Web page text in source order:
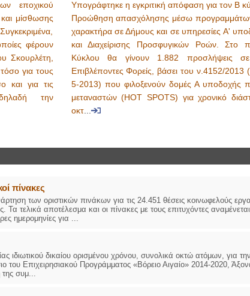
εποχικού
μίσθωσης
φέρουν
Σκουρλέτη,
για τους
και για τις
την
Υπογράφτηκε η εγκριτική απόφαση για τον Β
Προώθηση απασχόλησης μέσω
χαρακτήρα σε Δήμους και σε υπηρεσίες A'
και Διαχείρισης Προσφυγικών Ροών. Στο
Κύκλου θα γίνουν 1.882 προσλήψεις
Επιβλέποντες Φορείς, βάσει του ν.4152/
5-2013) που φιλοξενούν δομές Α υποδοχής
μεταναστών (HOT SPOTS) για χρονικό
οκτ...
πίνακες
των οριστικών πινάκων για τις 24.451 θέσεις κοινωφελούς
τελικά αποτέλεσμα και οι πίνακες με τους επιτυχόντες
ημερομηνίες για ...
δικαίου ορισμένου χρόνου, συνολικά οκτώ ατόμων, για
του Επιχειρησιακού Προγράμματος «Βόρειο Αιγαίο» 2014-2020,
της συμ...